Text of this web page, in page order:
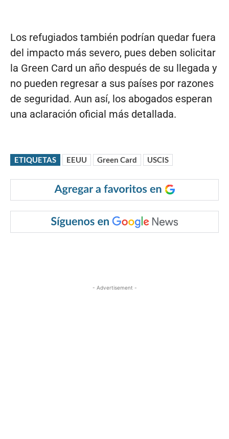
Los refugiados también podrían quedar fuera
del impacto más severo, pues deben solicitar
la Green Card un año después de su llegada y
no pueden regresar a sus países por razones
de seguridad. Aun así, los abogados esperan
una aclaración oficial más detallada.
ETIQUETAS EEUU Green Card USCIS
- Advertisement -